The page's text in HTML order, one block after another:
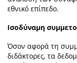
εθνικό επίπεδο.
Ισοδύναμη
Όσον αφορά τη
διδάκτορες, τα